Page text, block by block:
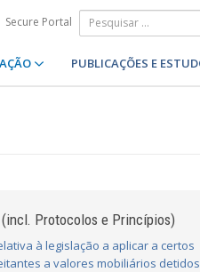
Secure Portal
PUBLICAÇÕES E
(incl. Protocolos e Princípios)
à legislação a aplicar a certos
a valores mobiliários detidos